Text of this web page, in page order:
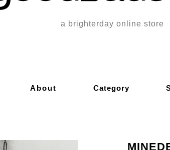
a brighterday online store
About Category